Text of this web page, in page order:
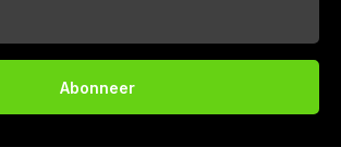
Abonneer